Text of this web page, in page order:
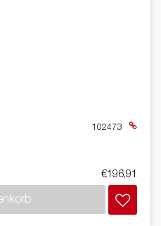
102473
€196,91